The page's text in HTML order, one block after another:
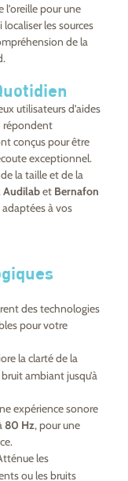
pour une
les sources
de la
utilisateurs d’aides
répondent
conçus pour être
exceptionnel.
la taille et de la
Audilabet Bernafon
à vos
des technologies
pour votre
la clarté de la
ambiant jusqu’à
expérience sonore
80 Hz, pour une
les
ou les bruits